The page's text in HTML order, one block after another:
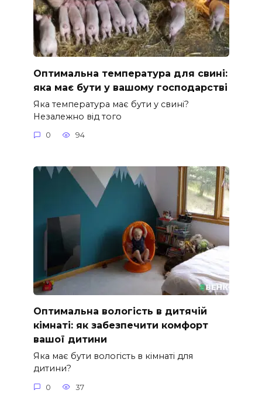
Оптимальна температура для свині:
яка має бути у вашому господарстві
Яка температура має бути у свині?
Незалежно від того
0 94
Оптимальна вологість в дитячій
кімнаті: як забезпечити комфорт
вашої дитини
Яка має бути вологість в кімнаті для
дитини?
0 37